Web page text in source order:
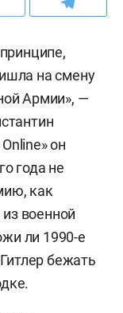
на смену
Армии», —
он
года не
как
военной
ли 1990-е
бежать